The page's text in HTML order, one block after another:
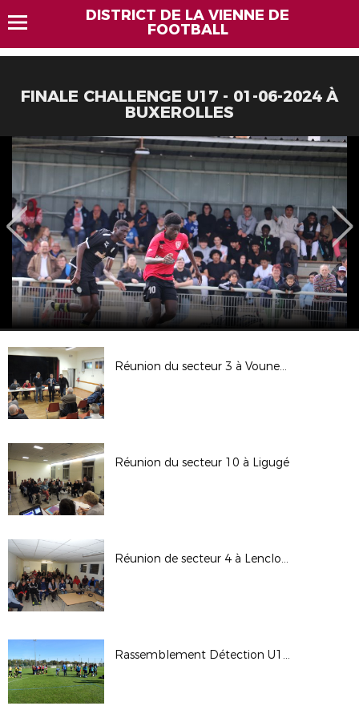
DISTRICT DE LA VIENNE DE
FOOTBALL
FINALE CHALLENGE U17 - 01-06-2024 À
BUXEROLLES
Réunion du secteur 3 à Vouneuil/Vienne
Réunion du secteur 10 à Ligugé
Réunion de secteur 4 à Lencloître
Rassemblement Détection U14F